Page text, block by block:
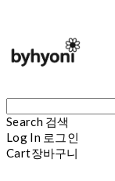
Search 검색
Log In 로그인
Cart장바구니